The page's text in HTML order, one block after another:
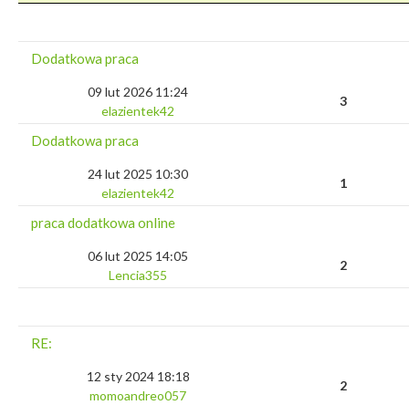
Dodatkowa praca
09 lut 2026 11:24
elazientek42
3
Dodatkowa praca
24 lut 2025 10:30
elazientek42
1
praca dodatkowa online
06 lut 2025 14:05
Lencia355
2
RE:
12 sty 2024 18:18
momoandreo057
2